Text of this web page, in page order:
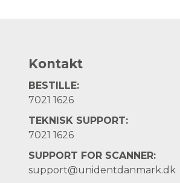
Kontakt
BESTILLE:
7021 1626
TEKNISK SUPPORT:
7021 1626
SUPPORT FOR SCANNER:
support@unidentdanmark.dk